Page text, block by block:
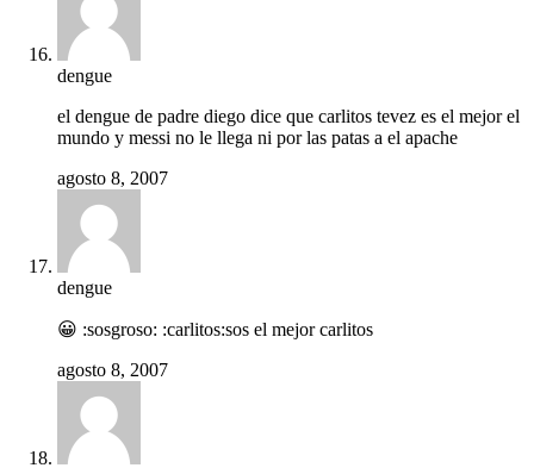
dengue
el dengue de padre diego dice que carlitos tevez es el mejor el
mundo y messi no le llega ni por las patas a el apache
agosto 8, 2007
dengue
😀 :sosgroso: :carlitos:sos el mejor carlitos
agosto 8, 2007